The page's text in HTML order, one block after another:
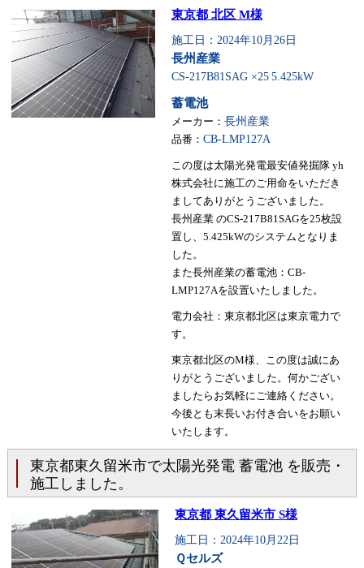
東京都 北区 M様
施工日：2024年10月26日
長州産業
CS-217B81SAG ×25 5.425kW
蓄電池
メーカー： 長州産業
品番： CB-LMP127A
この度は太陽光発電最安値発掘隊 yh
株式会社に施工のご用命をいただき
ましてありがとうございました。
長州産業 のCS-217B81SAGを25枚設
置し、5.425kWのシステムとなりま
した。
また長州産業の蓄電池：CB-
LMP127Aを設置いたしました。
電力会社：東京都北区は東京電力で
す。
東京都北区のM様、この度は誠にあ
りがとうございました。何かござい
ましたらお気軽にご連絡ください。
今後とも末長いお付き合いをお願い
いたします。
東京都東久留米市で太陽光発電 蓄電池 を販売・
施工しました。
東京都 東久留米市 S様
施工日：2024年10月22日
Ｑセルズ